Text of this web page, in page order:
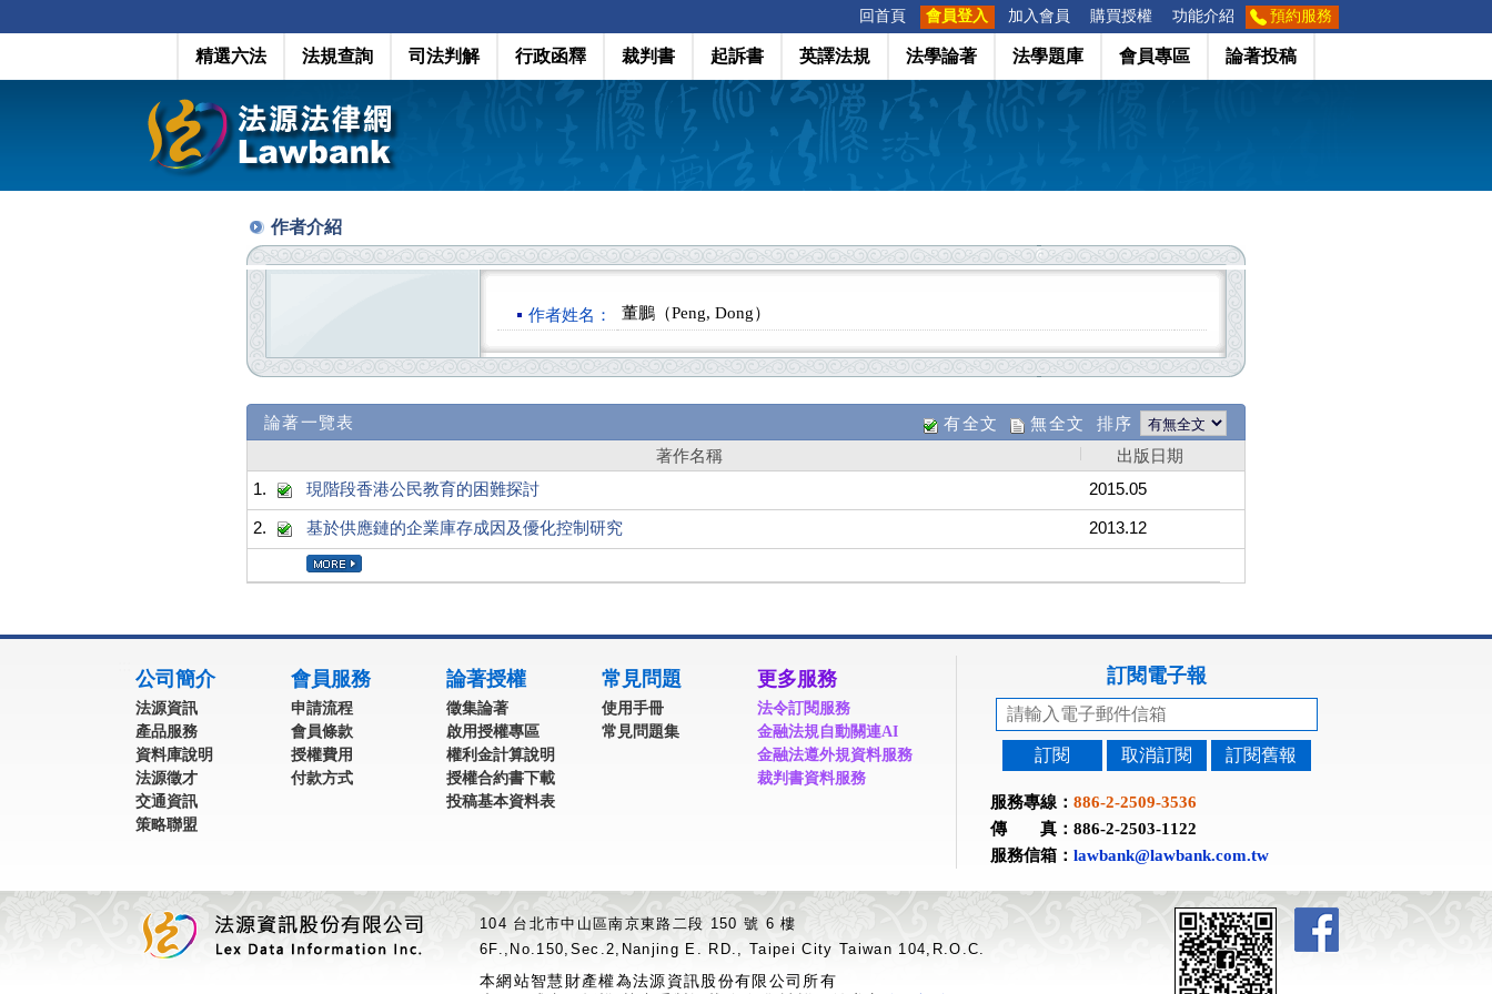
回首頁 會員登入 加入會員 購買授權 功能介紹 預約服務
精選六法 法規查詢 司法判解 行政函釋 裁判書 起訴書 英譯法規 法學論著 法學題庫 會員專區 論著投稿
作者介紹
作者姓名： 董鵬（Peng, Dong）
論著一覽表 有全文 無全文 排序
著作名稱
出版日期
1.
現階段香港公民教育的困難探討 2015.05
2. 基於供應鏈的企業庫存成因及優化控制研究 2013.12
公司簡介
法源資訊
產品服務
資料庫說明
法源徵才
交通資訊
策略聯盟
會員服務
申請流程
會員條款
授權費用
付款方式
論著授權
徵集論著
啟用授權專區
權利金計算說明
授權合約書下載
投稿基本資料表
常見問題
使用手冊
常見問題集
更多服務
法令訂閱服務
金融法規自動關連AI
金融法遵外規資料服務
裁判書資料服務
訂閱電子報
訂閱 取消訂閱 訂閱舊報
服務專線： 886-2-2509-3536
傳 真：886-2-2503-1122
服務信箱： lawbank@lawbank.com.tw
104 台北市中山區南京東路二段 150 號 6 樓
6F.,No.150,Sec.2,Nanjing E. RD., Taipei City Taiwan 104,R.O.C.
本網站智慧財產權為法源資訊股份有限公司所有